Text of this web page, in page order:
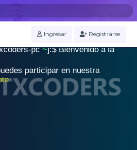
Ingresar Registrarse
Terminal
pc~]:$ .
Bienvenido a la
participar en nuestra